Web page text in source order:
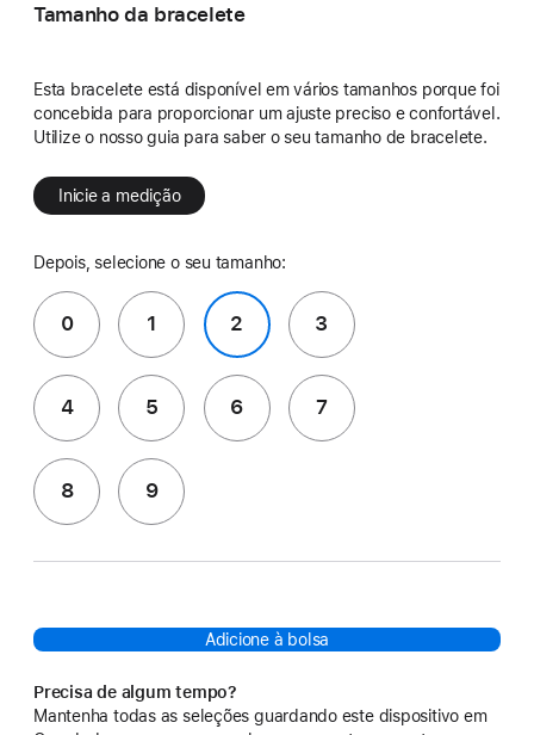
Tamanho da bracelete
Esta bracelete está disponível em vários tamanhos porque foi
concebida para proporcionar um ajuste preciso e confortável.
Utilize o nosso guia para saber o seu tamanho de bracelete.
Inicie a medição
Depois, selecione o seu tamanho:
0 1 2 3
4 5 6 7
8 9
Adicione à bolsa
Precisa de algum tempo?
Mantenha todas as seleções guardando este dispositivo em